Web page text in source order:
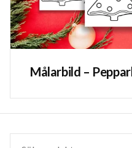
Målarbild –